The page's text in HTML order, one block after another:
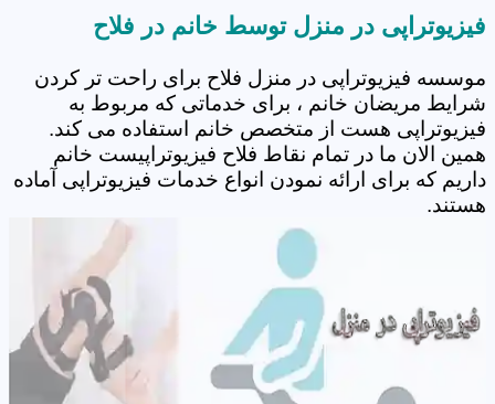
فیزیوتراپی در منزل توسط خانم در فلاح
موسسه فیزیوتراپی در منزل فلاح برای راحت تر کردن
شرایط مریضان خانم ، برای خدماتی که مربوط به
فیزیوتراپی هست از متخصص خانم استفاده می کند.
همین الان ما در تمام نقاط فلاح فیزیوتراپیست خانم
داریم که برای ارائه نمودن انواع خدمات فیزیوتراپی آماده
هستند.